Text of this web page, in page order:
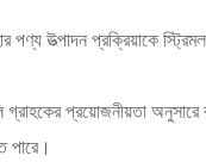
পণ্য উত্পাদন প্রক্রিয়াকে
গ্রাহকের প্রয়োজনীয়তা অনুসারে
পারে।